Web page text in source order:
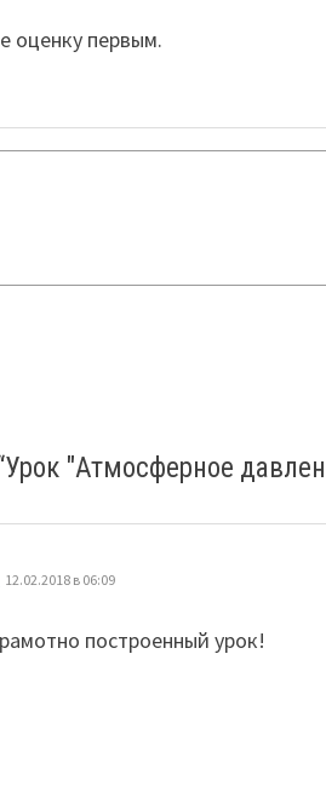
оценку первым.
Урок "Атмосферное
12.02.2018 в 06:09
построенный урок!